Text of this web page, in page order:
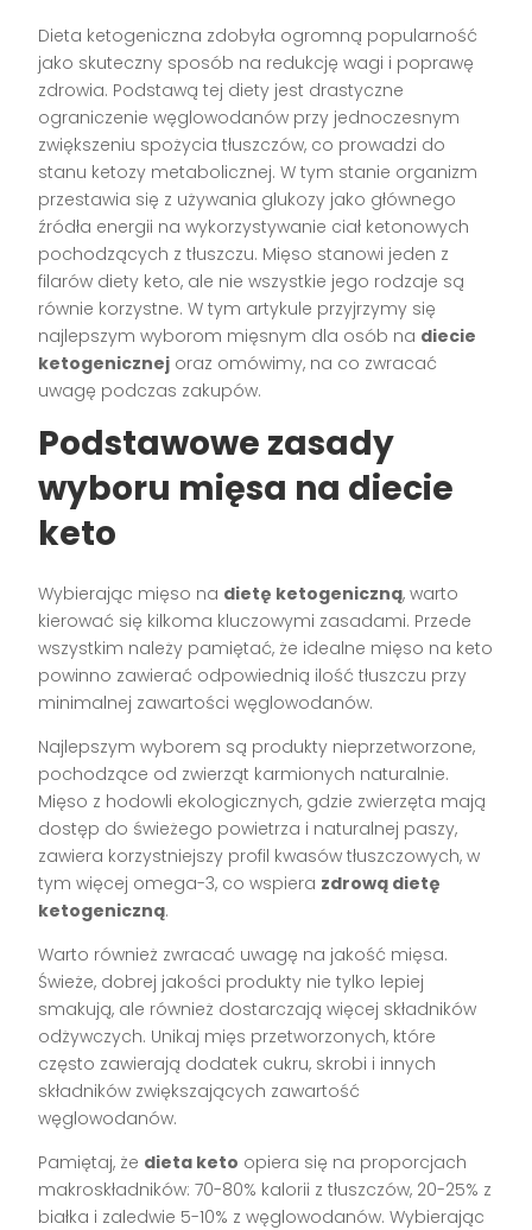
Dieta ketogeniczna zdobyła ogromną popularność
jako skuteczny sposób na redukcję wagi i poprawę
zdrowia. Podstawą tej diety jest drastyczne
ograniczenie węglowodanów przy jednoczesnym
zwiększeniu spożycia tłuszczów, co prowadzi do
stanu ketozy metabolicznej. W tym stanie organizm
przestawia się z używania glukozy jako głównego
źródła energii na wykorzystywanie ciał ketonowych
pochodzących z tłuszczu. Mięso stanowi jeden z
filarów diety keto, ale nie wszystkie jego rodzaje są
równie korzystne. W tym artykule przyjrzymy się
najlepszym wyborom mięsnym dla osób na diecie
ketogenicznej oraz omówimy, na co zwracać
uwagę podczas zakupów.
Podstawowe zasady
wyboru mięsa na diecie
keto
Wybierając mięso na dietę ketogeniczną, warto
kierować się kilkoma kluczowymi zasadami. Przede
wszystkim należy pamiętać, że idealne mięso na keto
powinno zawierać odpowiednią ilość tłuszczu przy
minimalnej zawartości węglowodanów.
Najlepszym wyborem są produkty nieprzetworzone,
pochodzące od zwierząt karmionych naturalnie.
Mięso z hodowli ekologicznych, gdzie zwierzęta mają
dostęp do świeżego powietrza i naturalnej paszy,
zawiera korzystniejszy profil kwasów tłuszczowych, w
tym więcej omega-3, co wspiera zdrową dietę
ketogeniczną.
Warto również zwracać uwagę na jakość mięsa.
Świeże, dobrej jakości produkty nie tylko lepiej
smakują, ale również dostarczają więcej składników
odżywczych. Unikaj mięs przetworzonych, które
często zawierają dodatek cukru, skrobi i innych
składników zwiększających zawartość
węglowodanów.
Pamiętaj, że dieta keto opiera się na proporcjach
makroskładników: 70-80% kalorii z tłuszczów, 20-25% z
białka i zaledwie 5-10% z węglowodanów. Wybierając